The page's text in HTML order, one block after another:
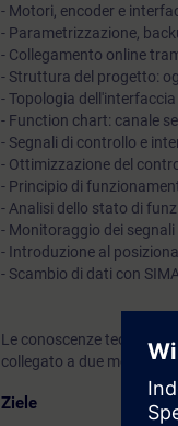
- Motori, encoder e
- Parametrizzazione,
- Collegamento online
- Struttura del progetto:
- Topologia dell'interfaccia
- Function chart: canale
- Segnali di controllo e
- Ottimizzazione del
- Principio di
- Analisi dello stato di
- Monitoraggio dei
- Introduzione al
- Scambio di dati con
Le conoscenze teoriche
collegato a due motori.
Ziele